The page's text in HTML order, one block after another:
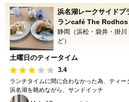
浜名湖レークサイドプ
ランcafé The Rodhos
静岡（浜松・袋井・掛
ど）
土曜日のティータイム
3.4
ランチタイムに間に合わなかった為、ティー
浜名湖を眺めながら、サンドイッチ